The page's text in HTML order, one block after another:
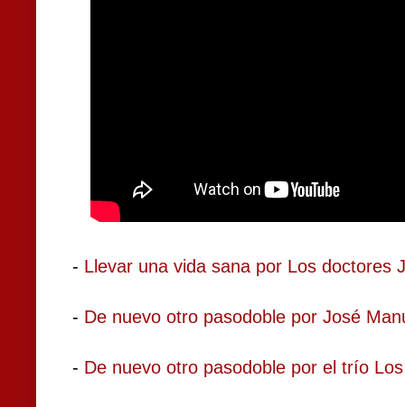
- Llevar una vida sana por Los doctores
- De nuevo otro pasodoble por José
- De nuevo otro pasodoble por el trío